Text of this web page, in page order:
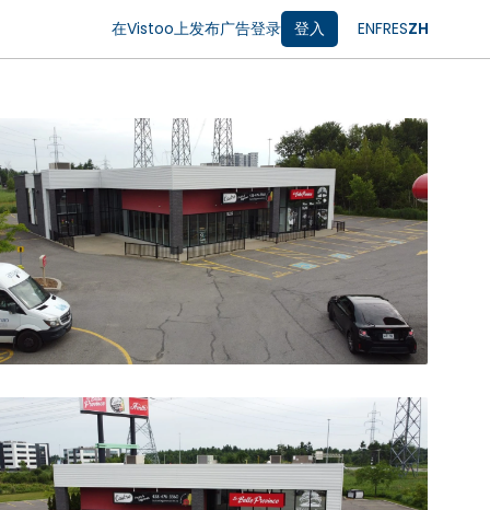
在Vistoo上发布广告登录 登入 ENFRESZH